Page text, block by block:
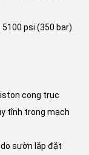
psi (350 bar)
cong trục
tĩnh trong mạch
sườn lắp đặt